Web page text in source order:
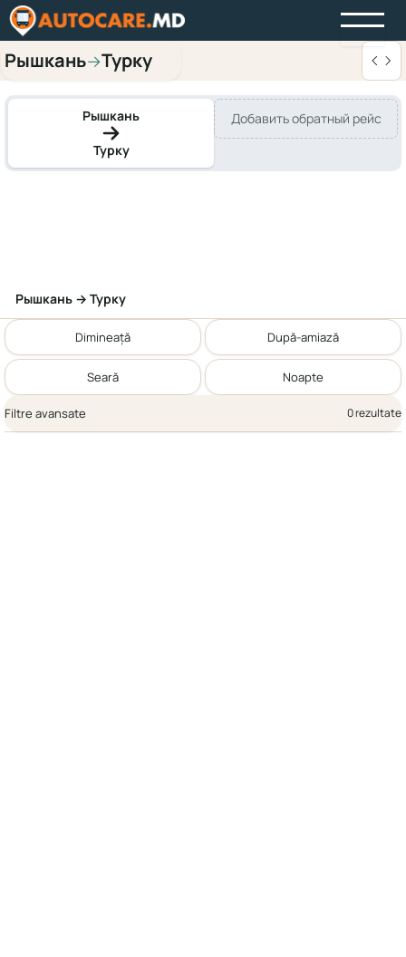
Рышкань→Турку
Рышкань
Турку
Добавить обратный рейс
Рышкань → Турку
Dimineață După-amiază
Seară Noapte
Filtre avansate 0 rezultate